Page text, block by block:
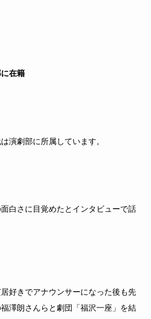
在籍
演劇部に所属しています。
白さに目覚めたとインタビューで話
好きでアナウンサーになった後も先
澤朗さんらと劇団「福沢一座」を結